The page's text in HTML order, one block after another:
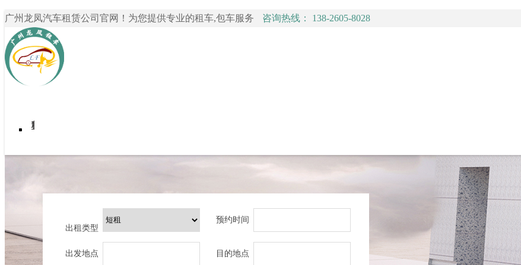
广州龙凤汽车租赁公司官网！为您提供专业的租车,包车服务 咨询热线： 138-2605-8028
首页
我要租车
租车案例
关于龙凤租车
租车资讯
联系我们
出租类型
预约时间
出发地点 目的地点